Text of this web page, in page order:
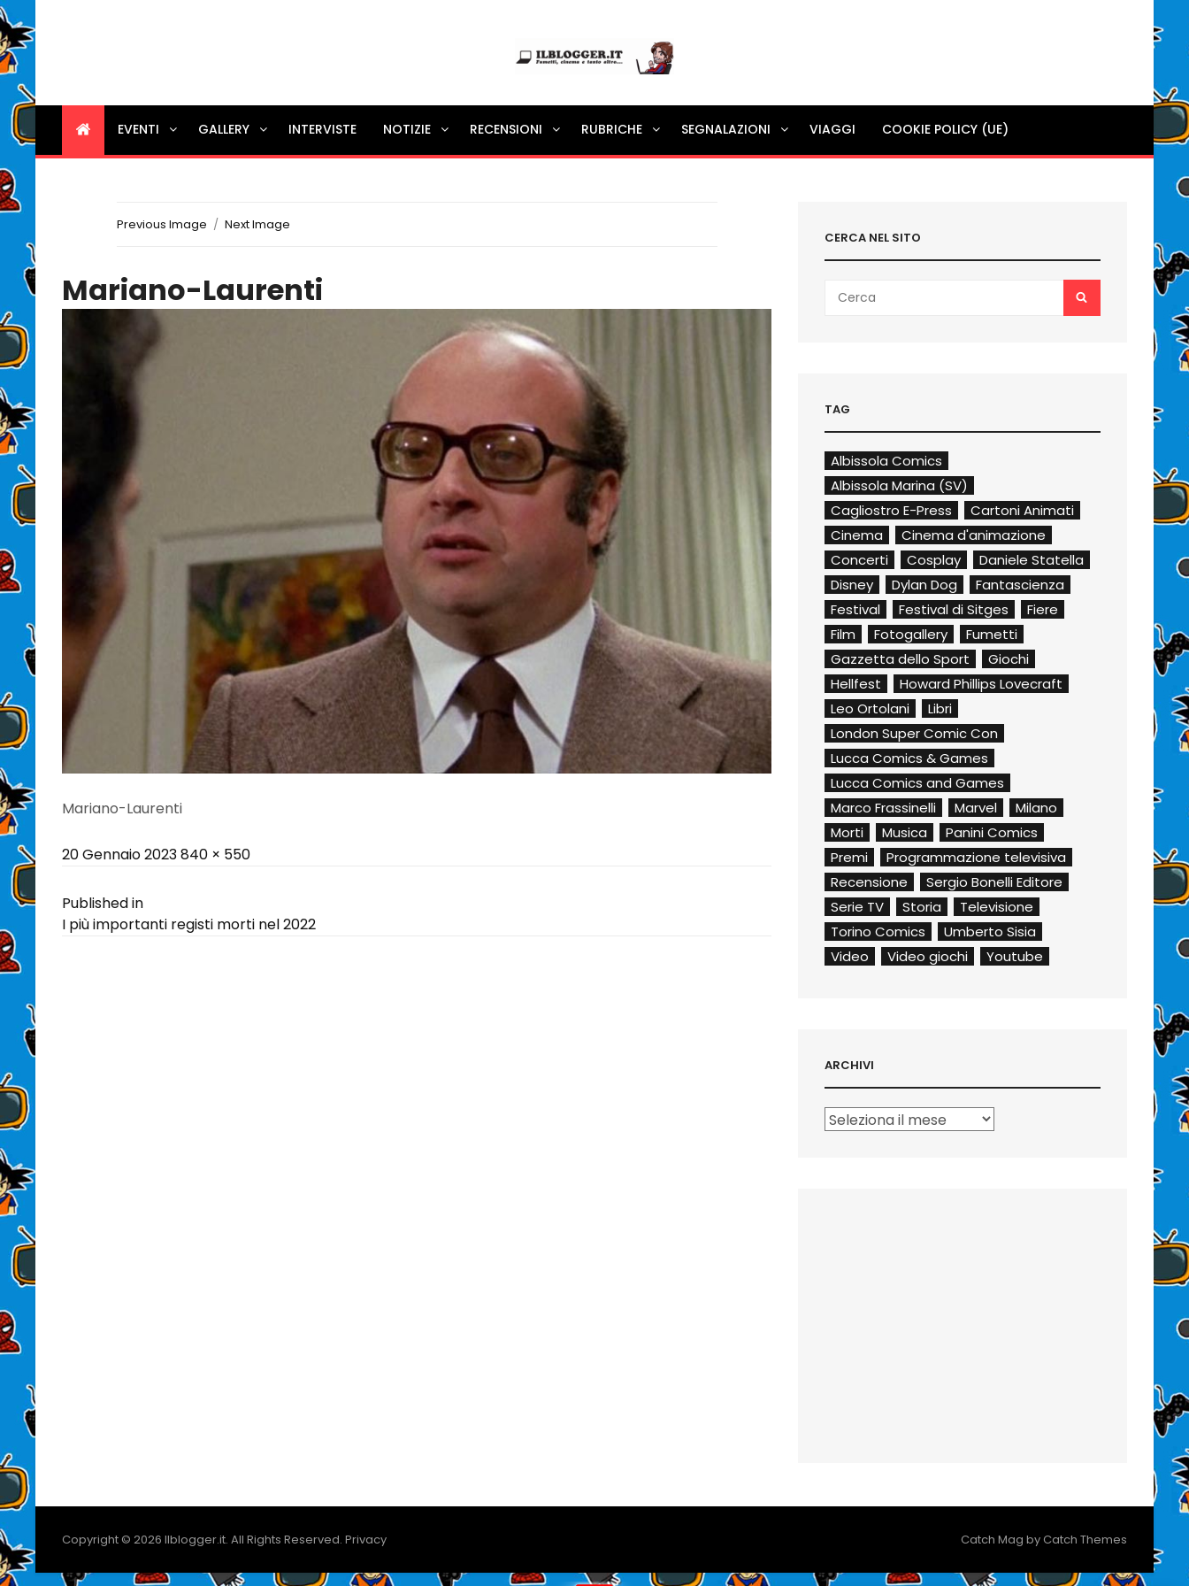
Ilblogger.it
Il portalino di blog |
EVENTI GALLERY INTERVISTE NOTIZIE RECENSIONI RUBRICHE SEGNALAZIONI VIAGGI COOKIE POLICY (UE)
Previous Image Next Image
Mariano-Laurenti
Mariano-Laurenti
Posted
20 Gennaio 2023Full
840 × 550
Navigazione
articoli
Published in
I più importanti registi morti nel 2022
CERCA NEL SITO
for:
TAG
Albissola Comics
Albissola Marina (SV)
Cagliostro E-Press
Cartoni Animati
Cinema
Cinema d'animazione
Concerti
Cosplay
Daniele Statella
Disney
Dylan Dog
Fantascienza
Festival
Festival di Sitges
Fiere
Film
Fotogallery
Fumetti
Gazzetta dello Sport
Giochi
Hellfest
Howard Phillips Lovecraft
Leo Ortolani
Libri
London Super Comic Con
Lucca Comics & Games
Lucca Comics and Games
Marco Frassinelli
Marvel
Milano
Morti
Musica
Panini Comics
Premi
Programmazione televisiva
Recensione
Sergio Bonelli Editore
Serie TV
Storia
Televisione
Torino Comics
Umberto Sisia
Video
Video giochi Youtube
ARCHIVI
Archivi
Copyright © 2026Ilblogger.it. All Rights Reserved.Privacy Catch Mag byCatch Themes